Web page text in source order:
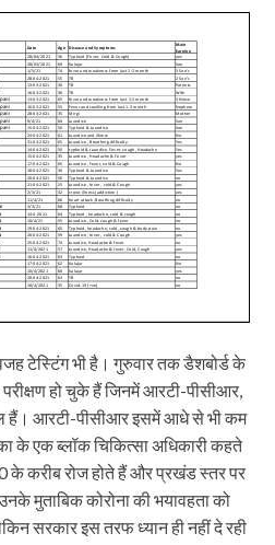
टेस्टिंग भी है। गुरुवार तक डैशबोर्ड के
हो चुके हैं जिनमें आरटी-पीसीआर,
हैं। आरटी-पीसीआर इसमें आधे से भी कम
के एक ब्लॉक चिकित्सा अधिकारी कहते
के करीब रोज होते हैं और प्रखंड स्तर पर
मुताबिक कोरोना की भयावहता को
सरकार इस तरफ ध्यान ही नहीं दे रही